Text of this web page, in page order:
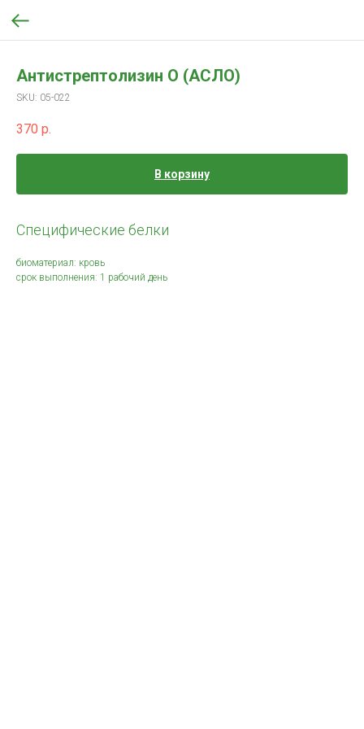
Антистрептолизин О (АСЛО)
SKU: 05-022
370 р.
В корзину
Специфические белки
биоматериал: кровь
срок выполнения: 1 рабочий день